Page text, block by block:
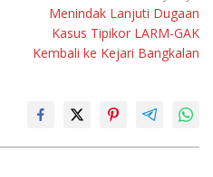
Menindak Lanjuti Dugaan
Kasus Tipikor LARM-GAK
Kembali ke Kejari Bangkalan